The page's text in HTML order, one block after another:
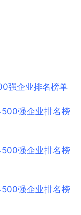
强企业排名榜单
强企业排名榜
强企业排名榜
强企业排名榜